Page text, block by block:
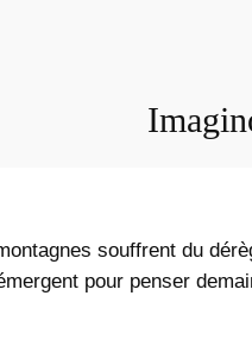
souffrent du
pour penser